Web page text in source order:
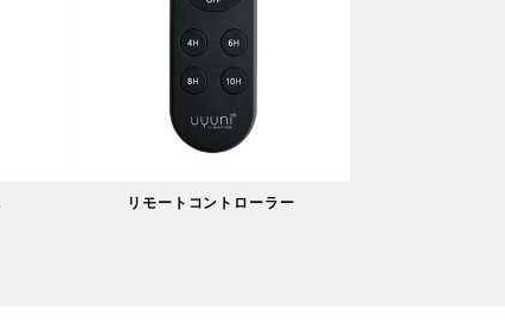
リモートコントローラー